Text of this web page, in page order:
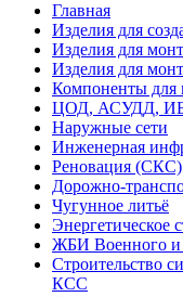
Главная
Изделия для
Изделия для
Изделия для
Компоненты для
ЦОД, АСУДД,
Наружные сети
Инженерная
Реновация (СКС)
Дорожно-
Чугунное литьё
Энергетическое
ЖБИ Военного и
Строительство
КСС